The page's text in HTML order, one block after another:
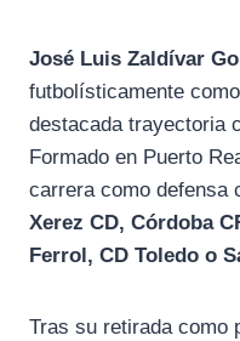
José Luis Zaldívar
futbolísticamente
destacada trayectoria
Formado en Puerto
carrera como defensa
Xerez CD, Córdoba
Ferrol, CD Toledo o
Tras su retirada como